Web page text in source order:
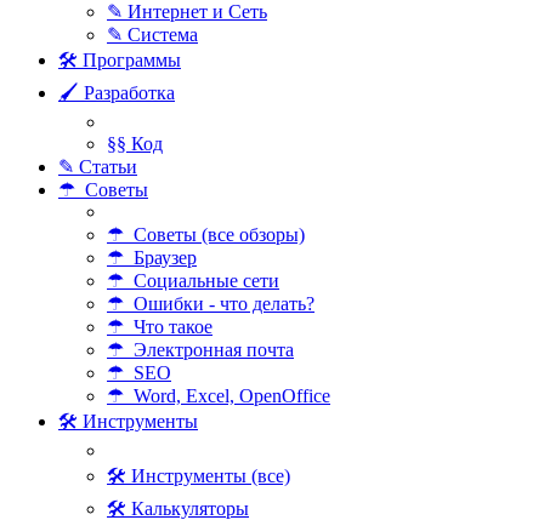
✎ Интернет и Сеть
✎ Система
🛠 Программы
🖌 Разработка
§§ Код
✎ Статьи
☂ Советы
☂ Советы (все обзоры)
☂ Браузер
☂ Социальные сети
☂ Ошибки - что делать?
☂ Что такое
☂ Электронная почта
☂ SEO
☂ Word, Excel, OpenOffice
🛠 Инструменты
🛠 Инструменты (все)
🛠 Калькуляторы